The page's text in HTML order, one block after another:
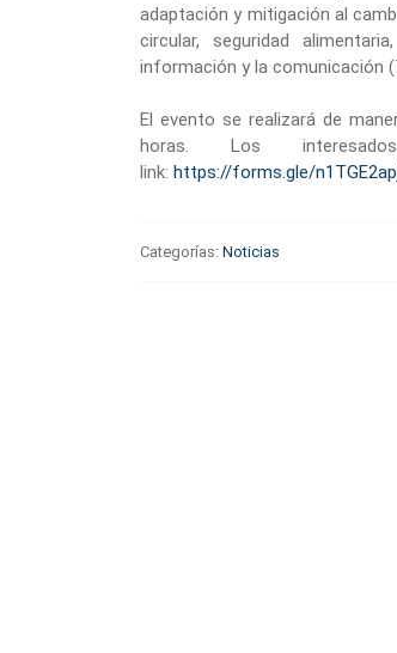
adaptación y mitigación al
circular, seguridad
información y la comunicación
El evento se realizará de
horas. Los
link: https://forms.gle/
Categorías: Noticias